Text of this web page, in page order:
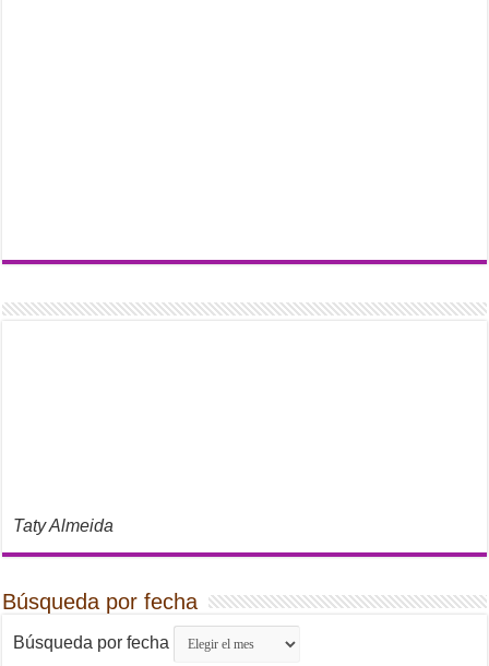
Taty Almeida
Búsqueda por fecha
Búsqueda por fecha